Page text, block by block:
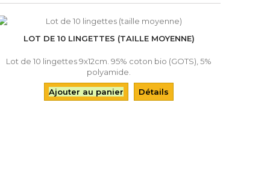
LOT DE 10 LINGETTES (TAILLE MOYENNE)
Lot de 10 lingettes 9x12cm. 95% coton bio (GOTS), 5%
polyamide.
Ajouter au panier Détails